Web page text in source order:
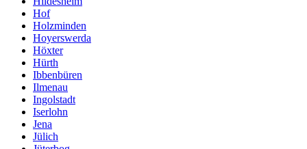
Hof
Holzminden
Hoyerswerda
Höxter
Hürth
Ibbenbüren
Ilmenau
Ingolstadt
Iserlohn
Jena
Jülich